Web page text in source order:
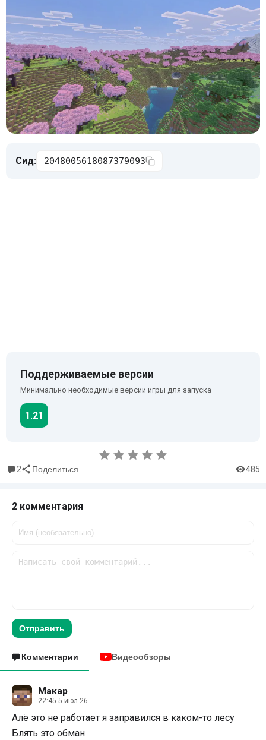
Сид: 2048005618087379093
Поддерживаемые версии
Минимально необходимые версии игры для запуска
1.21
2 Поделиться 485
2 комментария
Отправить
Комментарии Видеообзоры
Макар
22:45 5 июл 26
Алё это не работает я заправился в каком-то лесу
Блять это обман